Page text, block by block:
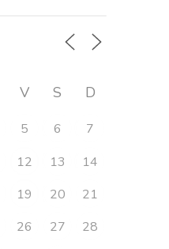
V S D
5 6
7
12 13
14
19 20
21
26 27
28